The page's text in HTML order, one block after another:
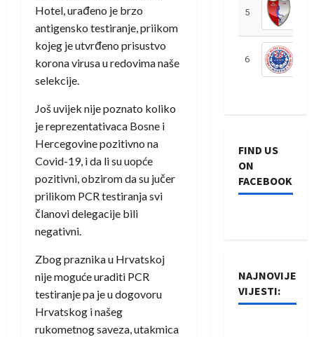
Hotel, urađeno je brzo
antigensko testiranje, priikom
kojeg je utvrđeno prisustvo
korona virusa u redovima naše
selekcije.
Još uvijek nije poznato koliko
je reprezentativaca Bosne i
Hercegovine pozitivno na
Covid-19, i da li su uopće
pozitivni, obzirom da su jučer
prilikom PCR testiranja svi
članovi delegacije bili
negativni.
Zbog praznika u Hrvatskoj
nije moguće uraditi PCR
testiranje pa je u dogovoru
Hrvatskog i našeg
rukometnog saveza, utakmica
5
6
FIND US
ON
FACEBOOK
NAJNOVIJE
VIJESTI: